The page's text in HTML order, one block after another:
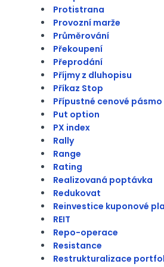
Protistrana
Provozní marže
Průměrování
Překoupení
Přeprodání
Příjmy z dluhopisu
Příkaz Stop
Přípustné cenové pásmo
Put option
PX index
Rally
Range
Rating
Realizovaná poptávka
Redukovat
Reinvestice kuponové
REIT
Repo-operace
Resistance
Restrukturalizace